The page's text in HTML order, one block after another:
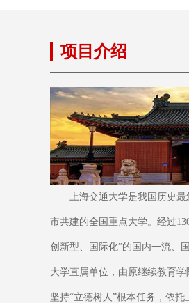
项目介绍
上海交通大学是我国历史最
市共建的全国重点大学。经过
创新型、国际化”的国内一流
大学直属单位，由原继续教育
坚持“立德树人”根本任务，依